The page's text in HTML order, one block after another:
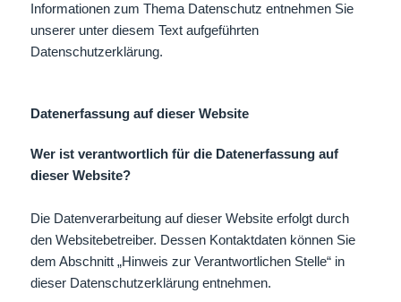
Informationen zum Thema Datenschutz entnehmen Sie
unserer unter diesem Text aufgeführten
Datenschutzerklärung.
Datenerfassung auf dieser Website
Wer ist verantwortlich für die Datenerfassung auf
dieser Website?
Die Datenverarbeitung auf dieser Website erfolgt durch
den Websitebetreiber. Dessen Kontaktdaten können Sie
dem Abschnitt „Hinweis zur Verantwortlichen Stelle“ in
dieser Datenschutzerklärung entnehmen.